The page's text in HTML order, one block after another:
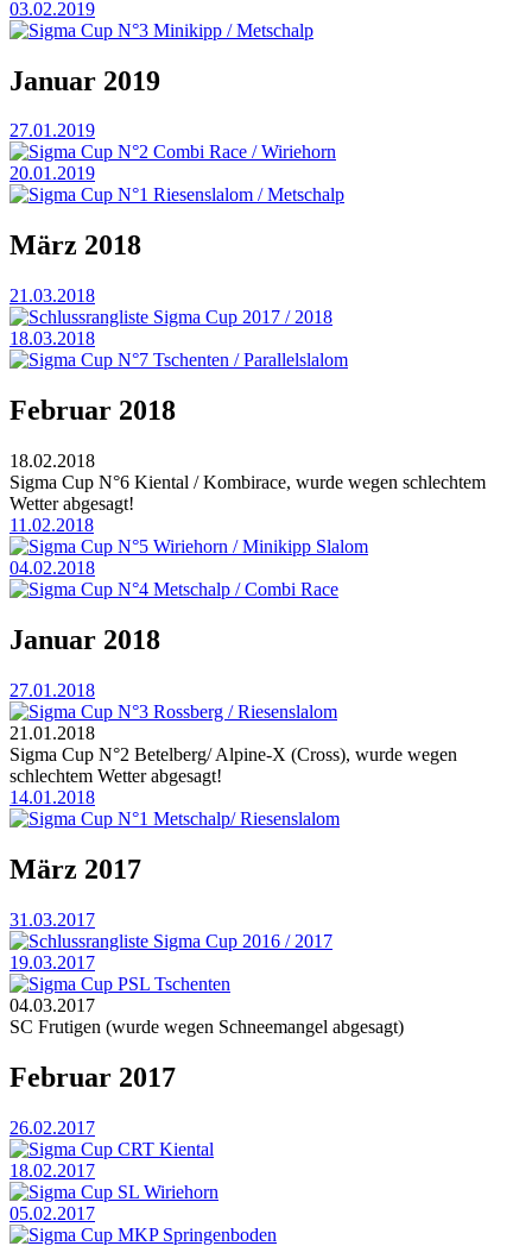
03.02.2019
Sigma Cup N°3 Minikipp / Metschalp
Januar 2019
27.01.2019
Sigma Cup N°2 Combi Race / Wiriehorn
20.01.2019
Sigma Cup N°1 Riesenslalom / Metschalp
März 2018
21.03.2018
Schlussrangliste Sigma Cup 2017 / 2018
18.03.2018
Sigma Cup N°7 Tschenten / Parallelslalom
Februar 2018
18.02.2018
Sigma Cup N°6 Kiental / Kombirace, wurde wegen schlechtem
Wetter abgesagt!
11.02.2018
Sigma Cup N°5 Wiriehorn / Minikipp Slalom
04.02.2018
Sigma Cup N°4 Metschalp / Combi Race
Januar 2018
27.01.2018
Sigma Cup N°3 Rossberg / Riesenslalom
21.01.2018
Sigma Cup N°2 Betelberg/ Alpine-X (Cross), wurde wegen
schlechtem Wetter abgesagt!
14.01.2018
Sigma Cup N°1 Metschalp/ Riesenslalom
März 2017
31.03.2017
Schlussrangliste Sigma Cup 2016 / 2017
19.03.2017
Sigma Cup PSL Tschenten
04.03.2017
SC Frutigen (wurde wegen Schneemangel abgesagt)
Februar 2017
26.02.2017
Sigma Cup CRT Kiental
18.02.2017
Sigma Cup SL Wiriehorn
05.02.2017
Sigma Cup MKP Springenboden